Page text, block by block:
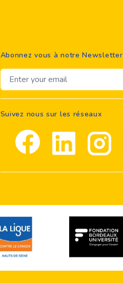
Abonnez vous à notre Newsletter
Email address
Suivez nous sur les réseaux
Facebook Linkedin Instagram